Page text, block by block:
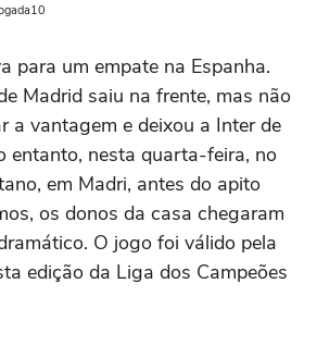
para um empate na Espanha.
Madrid saiu na frente, mas não
a vantagem e deixou a Inter de
entanto, nesta quarta-feira, no
em Madri, antes do apito
os donos da casa chegaram
O jogo foi válido pela
edição da Liga dos Campeões